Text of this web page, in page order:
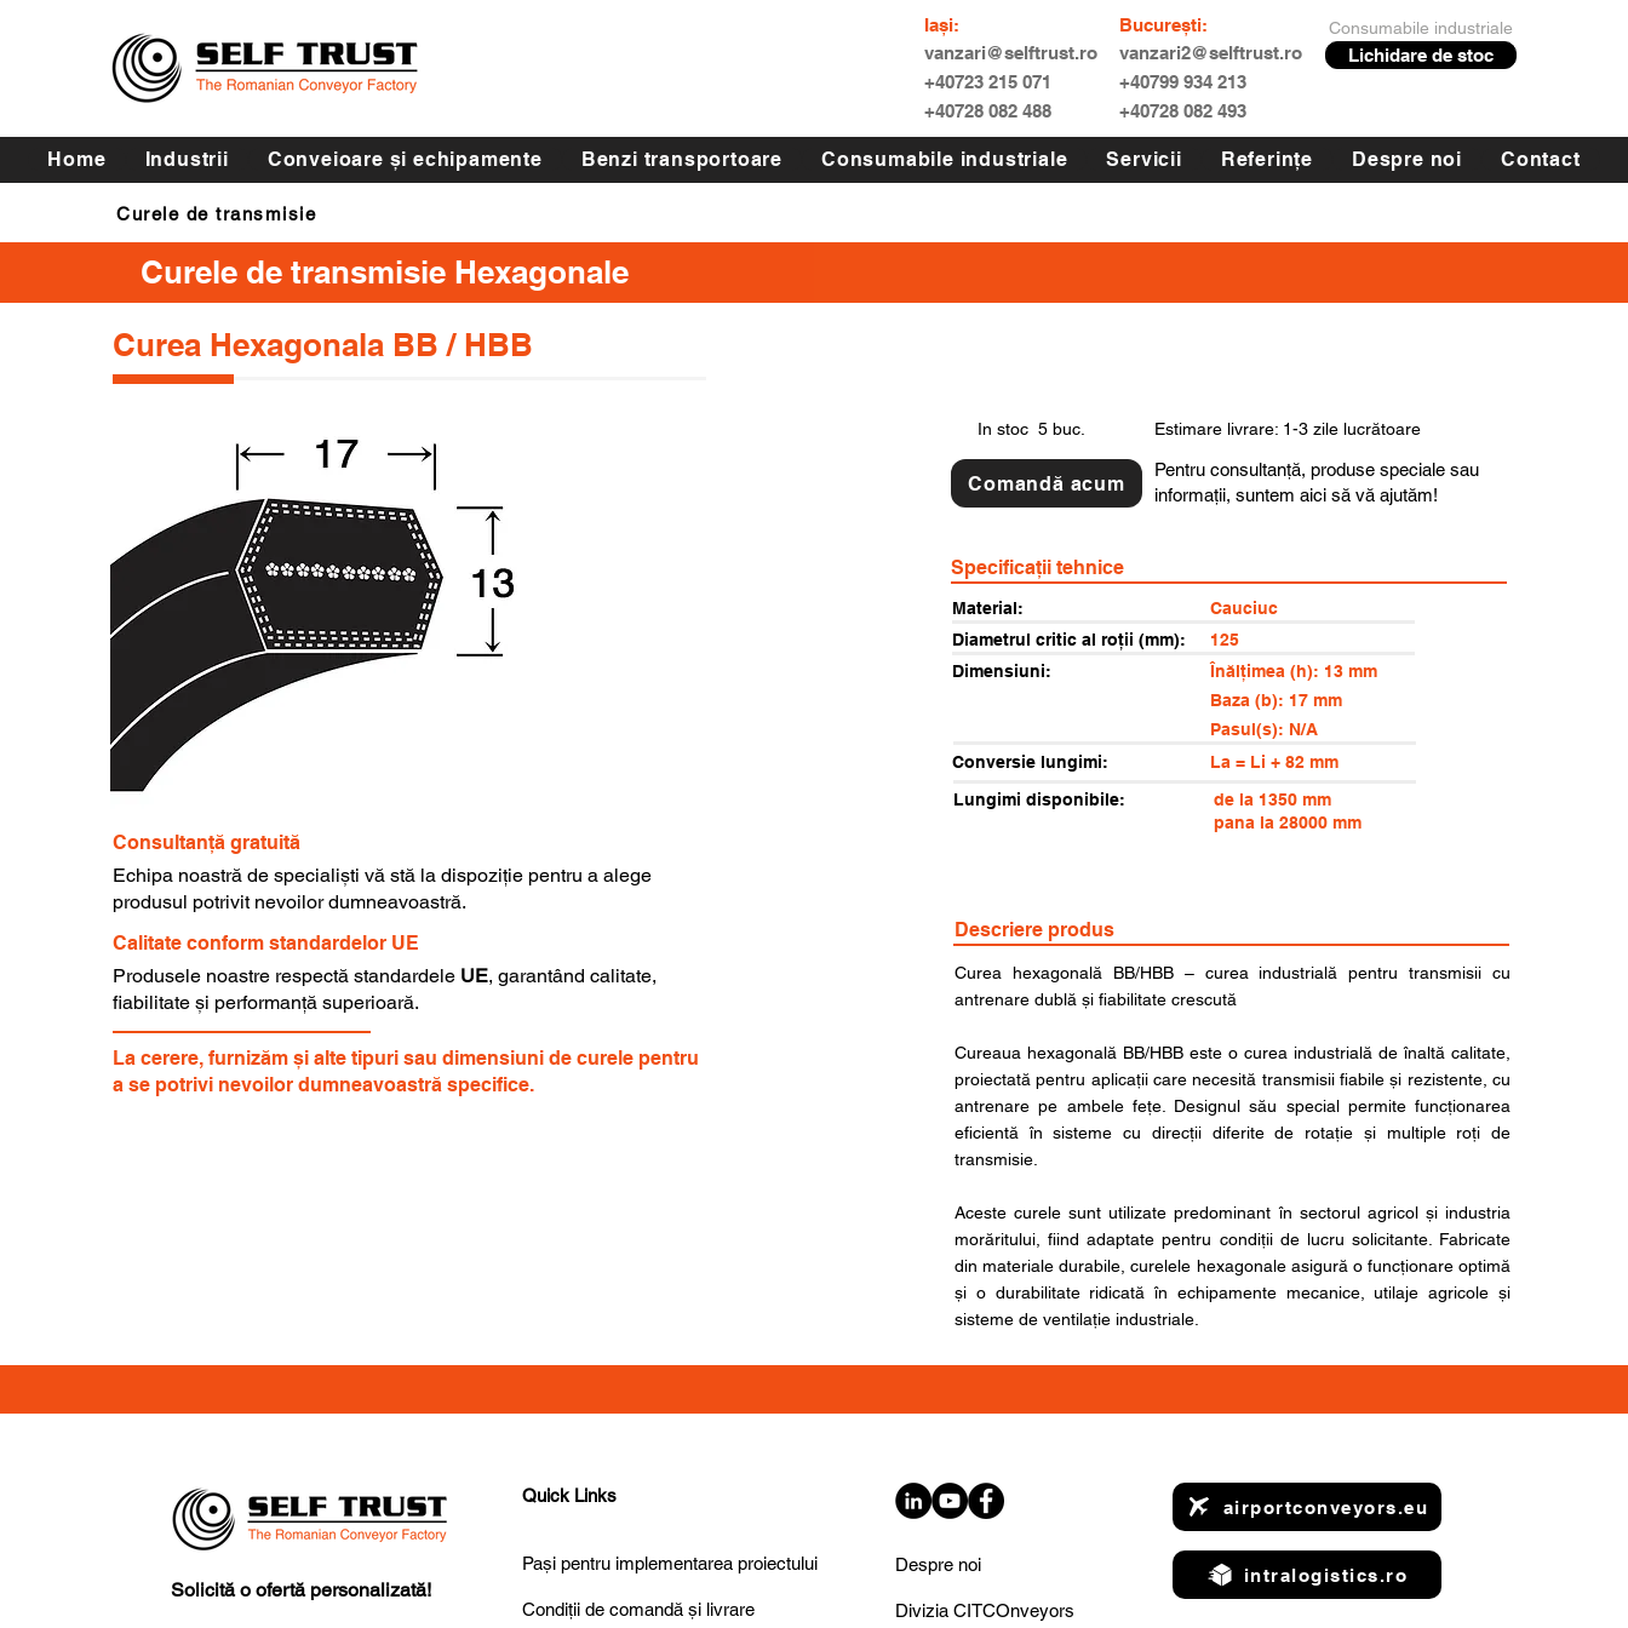
Iași:
vanzari@selftrust.ro
+40723 215 071
+40728 082 488
București:
vanzari2@selftrust.ro
+40799 934 213
+40728 082 493
Consumabile industriale
Lichidare de stoc
Home Industrii Conveioare și echipamente Benzi transportoare Consumabile industriale Servicii Referințe Despre noi Contact
Curele de transmisie
Curele de transmisie Hexagonale
Curea Hexagonala BB / HBB
Consultanță gratuită
Echipa noastră de specialiști vă stă la dispoziție pentru a alege
produsul potrivit nevoilor dumneavoastră.
Calitate conform standardelor UE
Produsele noastre respectă standardele UE, garantând calitate,
fiabilitate și performanță superioară.
La cerere, furnizăm și alte tipuri sau dimensiuni de curele pentru
a se potrivi nevoilor dumneavoastră specifice.
In stoc 5 buc.
Comandă acum
Estimare livrare: 1-3 zile lucrătoare
Pentru consultanță, produse speciale sau
informații, suntem aici să vă ajutăm!
Specificații tehnice
Material:
Cauciuc
Diametrul critic al roții (mm):
125
Dimensiuni:
Înălțimea (h): 13 mm
Baza (b): 17 mm
Pasul(s): N/A
Conversie lungimi:
La = Li + 82 mm
Lungimi disponibile:
de la 1350 mm
pana la 28000 mm
Descriere produs
Curea hexagonală BB/HBB – curea industrială pentru transmisii cu
antrenare dublă și fiabilitate crescută
Cureaua hexagonală BB/HBB este o curea industrială de înaltă calitate,
proiectată pentru aplicații care necesită transmisii fiabile și rezistente, cu
antrenare pe ambele fețe. Designul său special permite funcționarea
eficientă în sisteme cu direcții diferite de rotație și multiple roți de
transmisie.
Aceste curele sunt utilizate predominant în sectorul agricol și industria
morăritului, fiind adaptate pentru condiții de lucru solicitante. Fabricate
din materiale durabile, curelele hexagonale asigură o funcționare optimă
și o durabilitate ridicată în echipamente mecanice, utilaje agricole și
sisteme de ventilație industriale.
Solicită o ofertă personalizată!
Quick Links
Pași pentru implementarea proiectului
Condiții de comandă și livrare
Despre noi
Divizia CITCOnveyors
airportconveyors.eu
intralogistics.ro